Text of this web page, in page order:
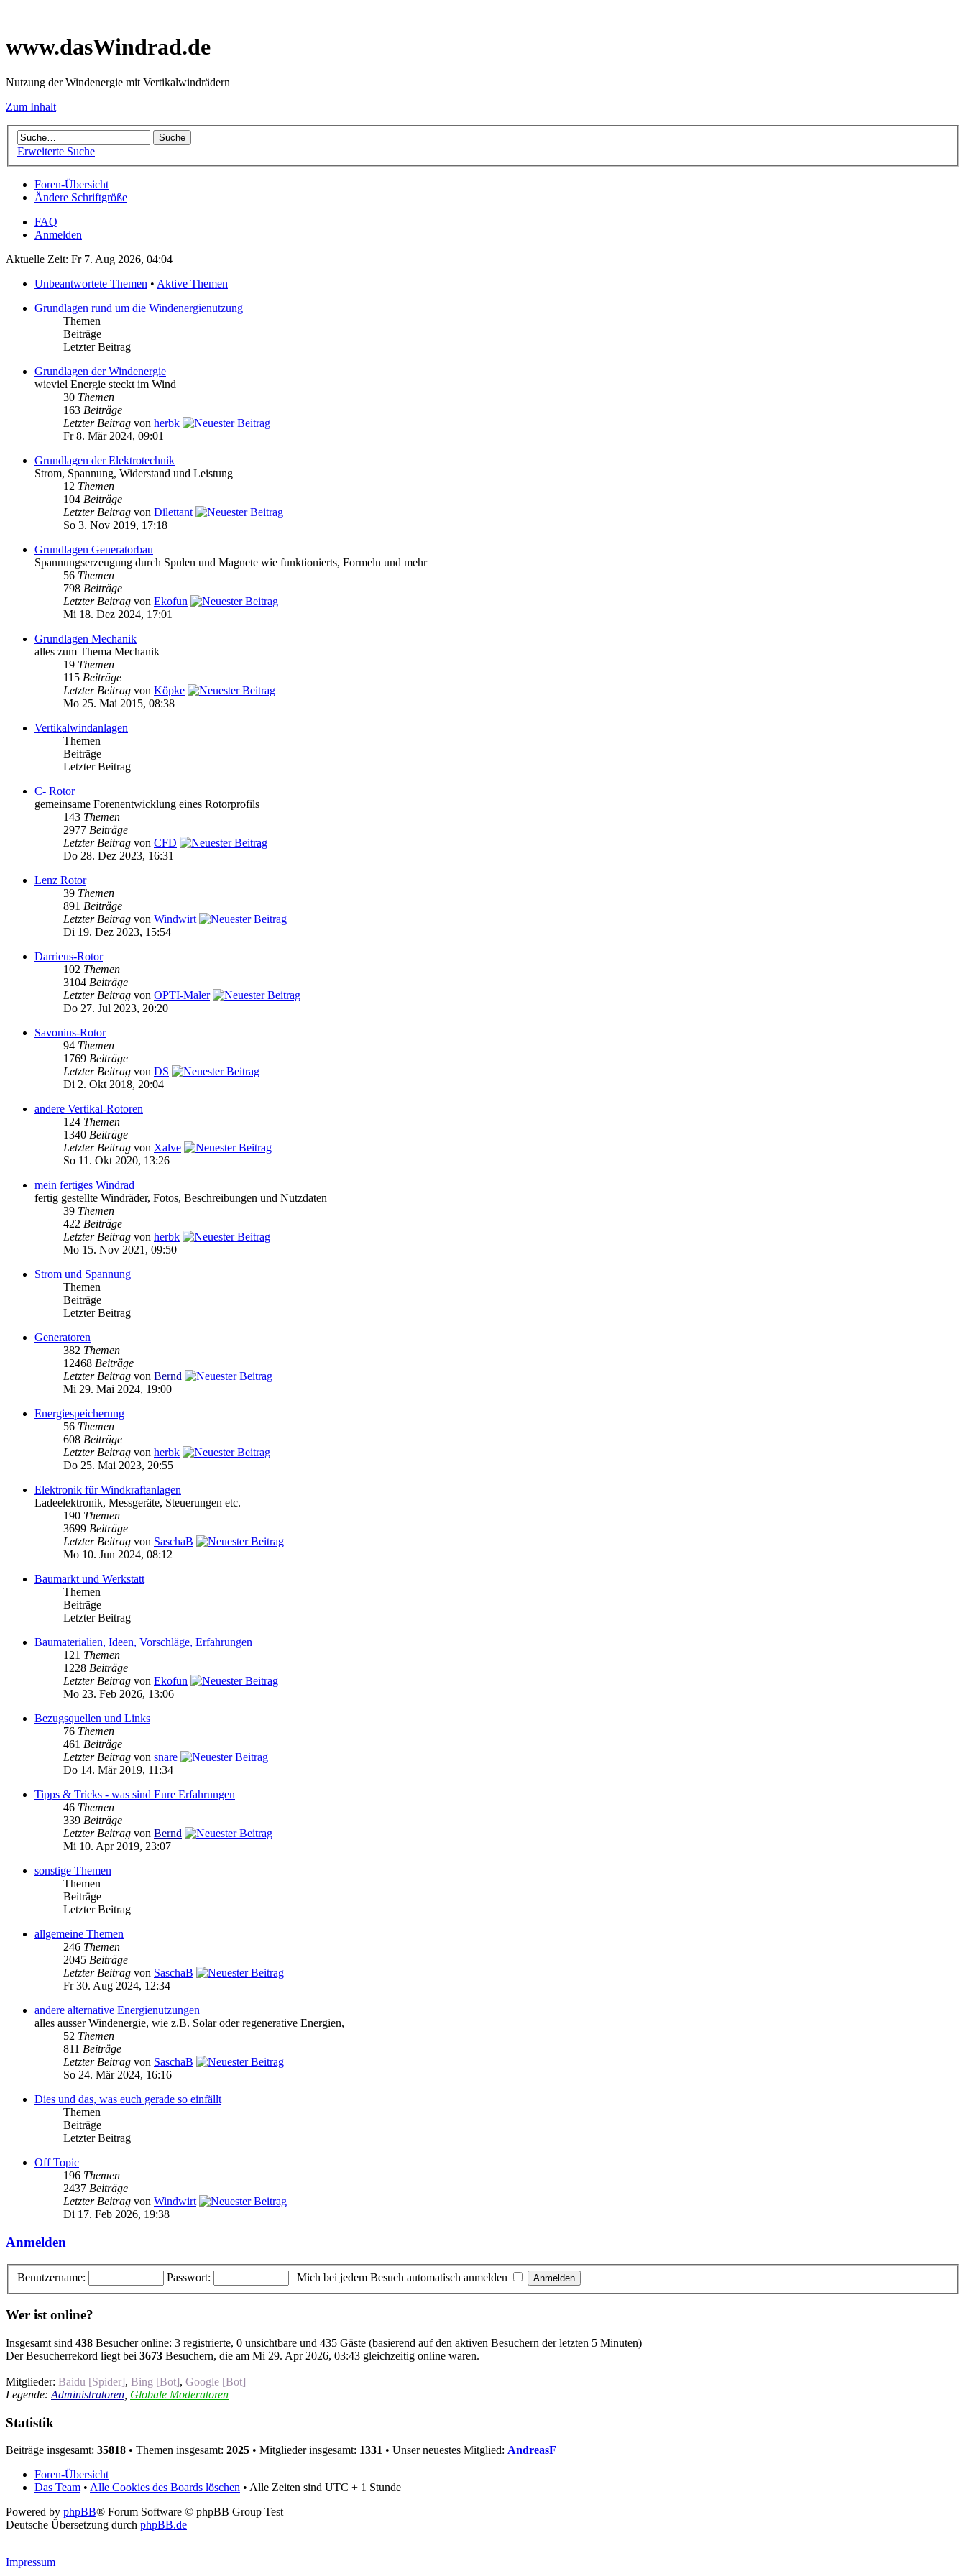
www.dasWindrad.de
Nutzung der Windenergie mit Vertikalwindrädern
Zum Inhalt
Erweiterte Suche
Foren-Übersicht
Ändere Schriftgröße
FAQ
Anmelden
Aktuelle Zeit: Fr 7. Aug 2026, 04:04
Unbeantwortete Themen • Aktive Themen
Grundlagen rund um die Windenergienutzung
Themen
Beiträge
Letzter Beitrag
Grundlagen der Windenergie
wieviel Energie steckt im Wind
30 Themen
163 Beiträge
Letzter Beitrag von herbk
Fr 8. Mär 2024, 09:01
Grundlagen der Elektrotechnik
Strom, Spannung, Widerstand und Leistung
12 Themen
104 Beiträge
Letzter Beitrag von Dilettant
So 3. Nov 2019, 17:18
Grundlagen Generatorbau
Spannungserzeugung durch Spulen und Magnete wie funktionierts, Formeln und mehr
56 Themen
798 Beiträge
Letzter Beitrag von Ekofun
Mi 18. Dez 2024, 17:01
Grundlagen Mechanik
alles zum Thema Mechanik
19 Themen
115 Beiträge
Letzter Beitrag von Köpke
Mo 25. Mai 2015, 08:38
Vertikalwindanlagen
Themen
Beiträge
Letzter Beitrag
C- Rotor
gemeinsame Forenentwicklung eines Rotorprofils
143 Themen
2977 Beiträge
Letzter Beitrag von CFD
Do 28. Dez 2023, 16:31
Lenz Rotor
39 Themen
891 Beiträge
Letzter Beitrag von Windwirt
Di 19. Dez 2023, 15:54
Darrieus-Rotor
102 Themen
3104 Beiträge
Letzter Beitrag von OPTI-Maler
Do 27. Jul 2023, 20:20
Savonius-Rotor
94 Themen
1769 Beiträge
Letzter Beitrag von DS
Di 2. Okt 2018, 20:04
andere Vertikal-Rotoren
124 Themen
1340 Beiträge
Letzter Beitrag von Xalve
So 11. Okt 2020, 13:26
mein fertiges Windrad
fertig gestellte Windräder, Fotos, Beschreibungen und Nutzdaten
39 Themen
422 Beiträge
Letzter Beitrag von herbk
Mo 15. Nov 2021, 09:50
Strom und Spannung
Themen
Beiträge
Letzter Beitrag
Generatoren
382 Themen
12468 Beiträge
Letzter Beitrag von Bernd
Mi 29. Mai 2024, 19:00
Energiespeicherung
56 Themen
608 Beiträge
Letzter Beitrag von herbk
Do 25. Mai 2023, 20:55
Elektronik für Windkraftanlagen
Ladeelektronik, Messgeräte, Steuerungen etc.
190 Themen
3699 Beiträge
Letzter Beitrag von SaschaB
Mo 10. Jun 2024, 08:12
Baumarkt und Werkstatt
Themen
Beiträge
Letzter Beitrag
Baumaterialien, Ideen, Vorschläge, Erfahrungen
121 Themen
1228 Beiträge
Letzter Beitrag von Ekofun
Mo 23. Feb 2026, 13:06
Bezugsquellen und Links
76 Themen
461 Beiträge
Letzter Beitrag von snare
Do 14. Mär 2019, 11:34
Tipps & Tricks - was sind Eure Erfahrungen
46 Themen
339 Beiträge
Letzter Beitrag von Bernd
Mi 10. Apr 2019, 23:07
sonstige Themen
Themen
Beiträge
Letzter Beitrag
allgemeine Themen
246 Themen
2045 Beiträge
Letzter Beitrag von SaschaB
Fr 30. Aug 2024, 12:34
andere alternative Energienutzungen
alles ausser Windenergie, wie z.B. Solar oder regenerative Energien,
52 Themen
811 Beiträge
Letzter Beitrag von SaschaB
So 24. Mär 2024, 16:16
Dies und das, was euch gerade so einfällt
Themen
Beiträge
Letzter Beitrag
Off Topic
196 Themen
2437 Beiträge
Letzter Beitrag von Windwirt
Di 17. Feb 2026, 19:38
Anmelden
Benutzername: Passwort: | Mich bei jedem Besuch automatisch anmelden
Wer ist online?
Insgesamt sind 438 Besucher online: 3 registrierte, 0 unsichtbare und 435 Gäste (basierend auf den aktiven Besuchern der letzten 5 Minuten)
Der Besucherrekord liegt bei 3673 Besuchern, die am Mi 29. Apr 2026, 03:43 gleichzeitig online waren.
Mitglieder: Baidu [Spider], Bing [Bot], Google [Bot]
Legende: Administratoren Globale Moderatoren
Statistik
Beiträge insgesamt: 35818 • Themen insgesamt: 2025 • Mitglieder insgesamt: 1331 • Unser neuestes Mitglied: AndreasF
Foren-Übersicht
Das Team • Alle Cookies des Boards löschen • Alle Zeiten sind UTC + 1 Stunde
Powered by phpBB® Forum Software © phpBB Group Test
Deutsche Übersetzung durch phpBB.de
Impressum